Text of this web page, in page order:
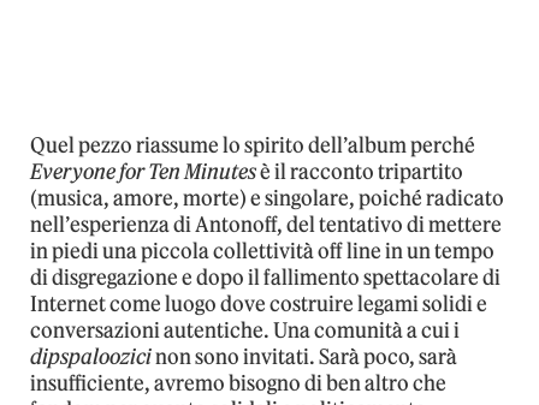
Quel pezzo riassume lo spirito dell’album perché
Everyone for Ten Minutesè il racconto tripartito
(musica, amore, morte) e singolare, poiché radicato
nell’esperienza di Antonoff, del tentativo di mettere
in piedi una piccola collettività off line in un tempo
di disgregazione e dopo il fallimento spettacolare di
Internet come luogo dove costruire legami solidi e
conversazioni autentiche. Una comunità a cui i
dipspaloozicinon sono invitati. Sarà poco, sarà
insufficiente, avremo bisogno di ben altro che